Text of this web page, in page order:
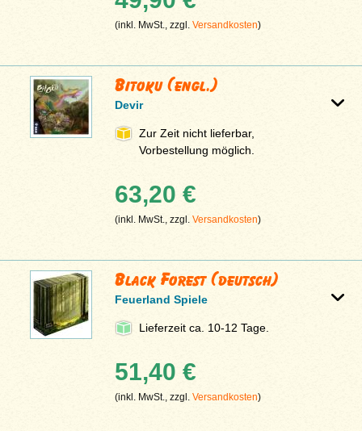
(inkl. MwSt., zzgl.Versandkosten)
Bitoku (engl.)
Devir
Zur Zeit nicht lieferbar,
Vorbestellung möglich.
63,20 €
(inkl. MwSt., zzgl.Versandkosten)
Black Forest (deutsch)
Feuerland Spiele
Lieferzeit ca. 10-12 Tage.
51,40 €
(inkl. MwSt., zzgl.Versandkosten)